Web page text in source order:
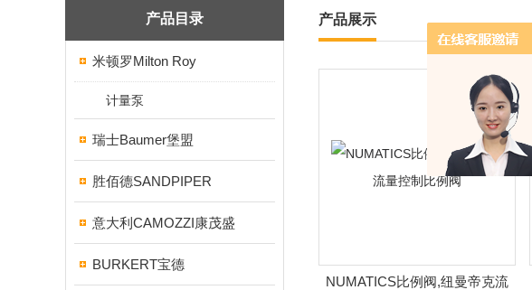
产品目录
米顿罗Milton Roy
计量泵
瑞士Baumer堡盟
胜佰德SANDPIPER
意大利CAMOZZI康茂盛
BURKERT宝德
产品展示
NUMATICS比例阀,纽曼帝克流